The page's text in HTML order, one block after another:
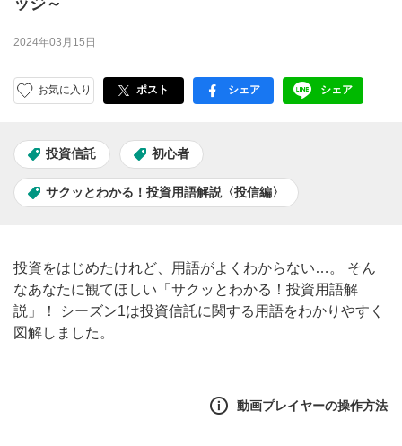
2024年03月15日
お気に入り ポスト facebook
シェア LINE
シェア
投資信託 初心者
サクッとわかる！投資用語解説〈投信編〉
投資をはじめたけれど、用語がよくわからない…。 そん
なあなたに観てほしい「サクッとわかる！投資用語解
説」！ シーズン1は投資信託に関する用語をわかりやすく
図解しました。
動画プレイヤーの操作方法